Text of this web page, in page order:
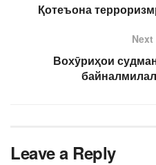
Қотеъона
Вохӯриҳои
Leave a Reply